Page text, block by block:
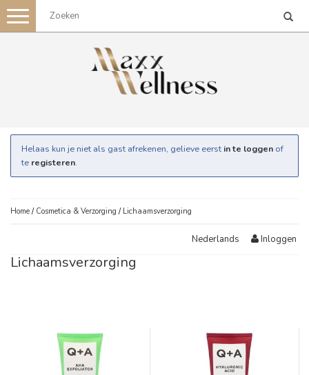
Toggle
navigation
Helaas kun je niet als gast afrekenen, gelieve eerst in te loggen of
te registeren.
Home / Cosmetica & Verzorging / Lichaamsverzorging
Nederlands Inloggen
Lichaamsverzorging